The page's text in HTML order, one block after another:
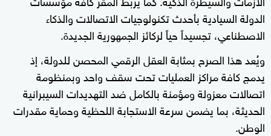
الدولة السيادية بأحدث تكنولوجيات الاتصالات والذكاء
الاصطناعي، تجسيداً حياً لركائز الجمهورية الجديدة.
ويُعد هذا الصرح بمثابة العقل الرقمي المحصن للدولة، إذ
يدمج كافة مراكز العمليات تحت سقف واحد وبمنظومة
اتصالات معزولة ومؤمنة بالكامل ضد التهديدات السيبرانية
الحديثة، بما يضمن سرعة الاستجابة اللحظية وحماية مقدرات
الوطن.